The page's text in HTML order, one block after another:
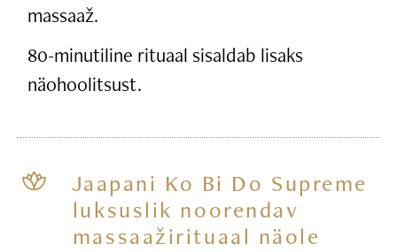
massaaž.
80-minutiline rituaal sisaldab lisaks
näohoolitsust.
Jaapani Ko Bi Do Supreme
luksuslik noorendav
massaažirituaal näole